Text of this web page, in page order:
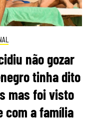
não gozar
tinha dito
mas foi visto
com a família